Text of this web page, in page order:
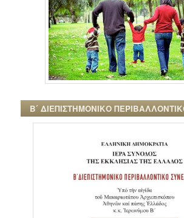
Β΄ ΔΙΕΠΙΣΤΗΜΟΝΙΚΟ